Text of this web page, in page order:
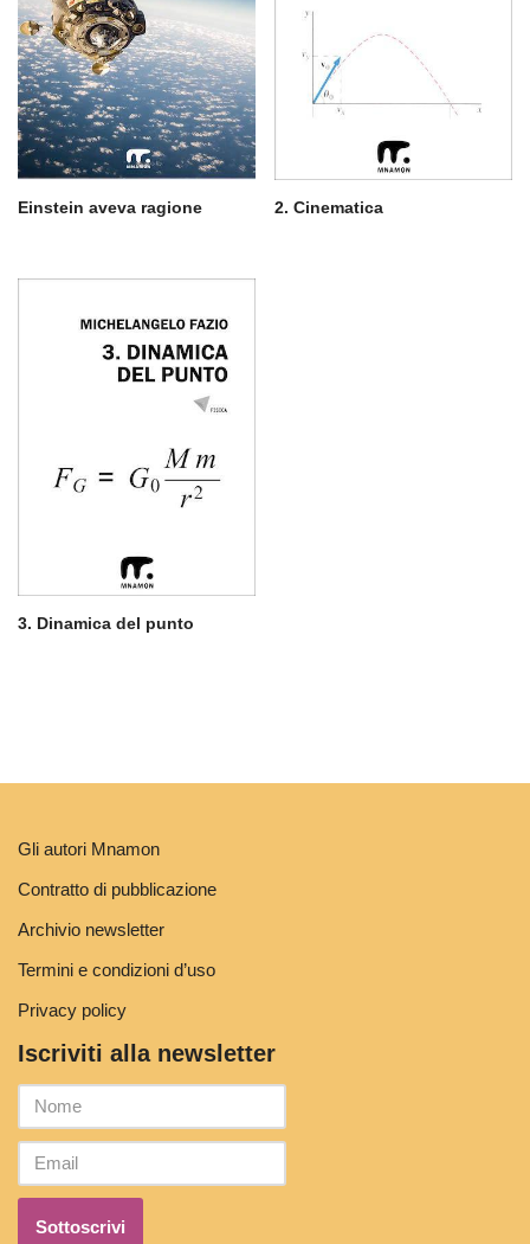
Einstein aveva ragione 2. Cinematica
3. Dinamica del punto
Gli autori Mnamon
Contratto di pubblicazione
Archivio newsletter
Termini e condizioni d’uso
Privacy policy
Iscriviti alla newsletter